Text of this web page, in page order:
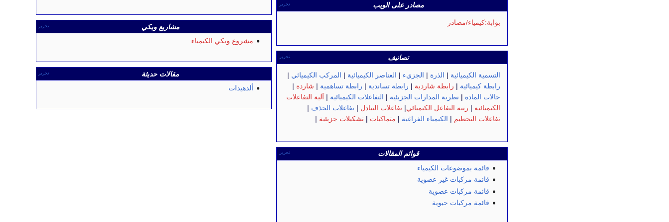
تحرير
مشاريع ويكي
مشروع ويكي الكيمياء
تحرير
مقالات حديثة
ألدهيدات
تحرير مصادر على الويب
بوابة:كيمياء/مصادر
تحرير تصانيف
التسمية الكيميائية | الذرة | الجزيء | العناصر الكيميائية | المركب الكيميائي |
رابطة كيميائية | رابطة شاردية | رابطة تساندية | رابطة تساهمية | شاردة |
حالات المادة | نظرية المدارات الجزيئية | التفاعلات الكيميائية | آلية التفاعلات
الكيميائية | رتبة التفاعل الكيميائي| تفاعلات التبادل | تفاعلات الحذف |
تفاعلات التحطيم | الكيمياء الفراغية | متماكبات | تشكيلات جزيئية |
تحرير
قوائم المقالات
قائمة بموضوعات الكيمياء
قائمة مركبات غير عضوية
قائمة مركبات عضوية
قائمة مركبات حيوية